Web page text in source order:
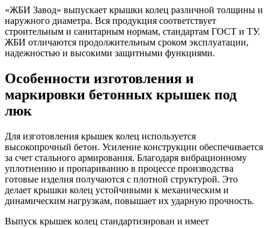
«ЖБИ Завод» выпускает крышки колец различной толщины и
наружного диаметра. Вся продукция соответствует
строительным и санитарным нормам, стандартам ГОСТ и ТУ.
ЖБИ отличаются продолжительным сроком эксплуатации,
надежностью и высокими защитными функциями.
Особенности изготовления и
маркировки бетонных крышек под
люк
Для изготовления крышек колец используется
высокопрочный бетон. Усиление конструкции обеспечивается
за счет стального армирования. Благодаря вибрационному
уплотнению и пропариванию в процессе производства
готовые изделия получаются с плотной структурой. Это
делает крышки колец устойчивыми к механическим и
динамическим нагрузкам, повышает их ударную прочность.
Выпуск крышек колец стандартизирован и имеет